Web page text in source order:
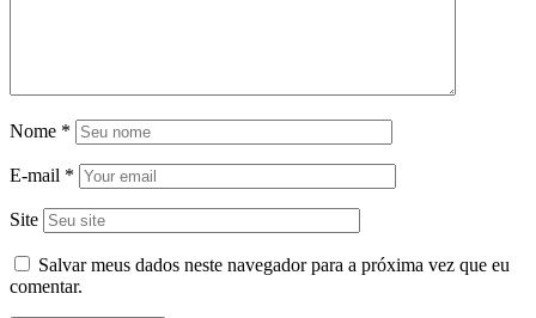
Nome *
E-mail *
Site
Salvar meus dados neste navegador para a próxima vez que eu
comentar.